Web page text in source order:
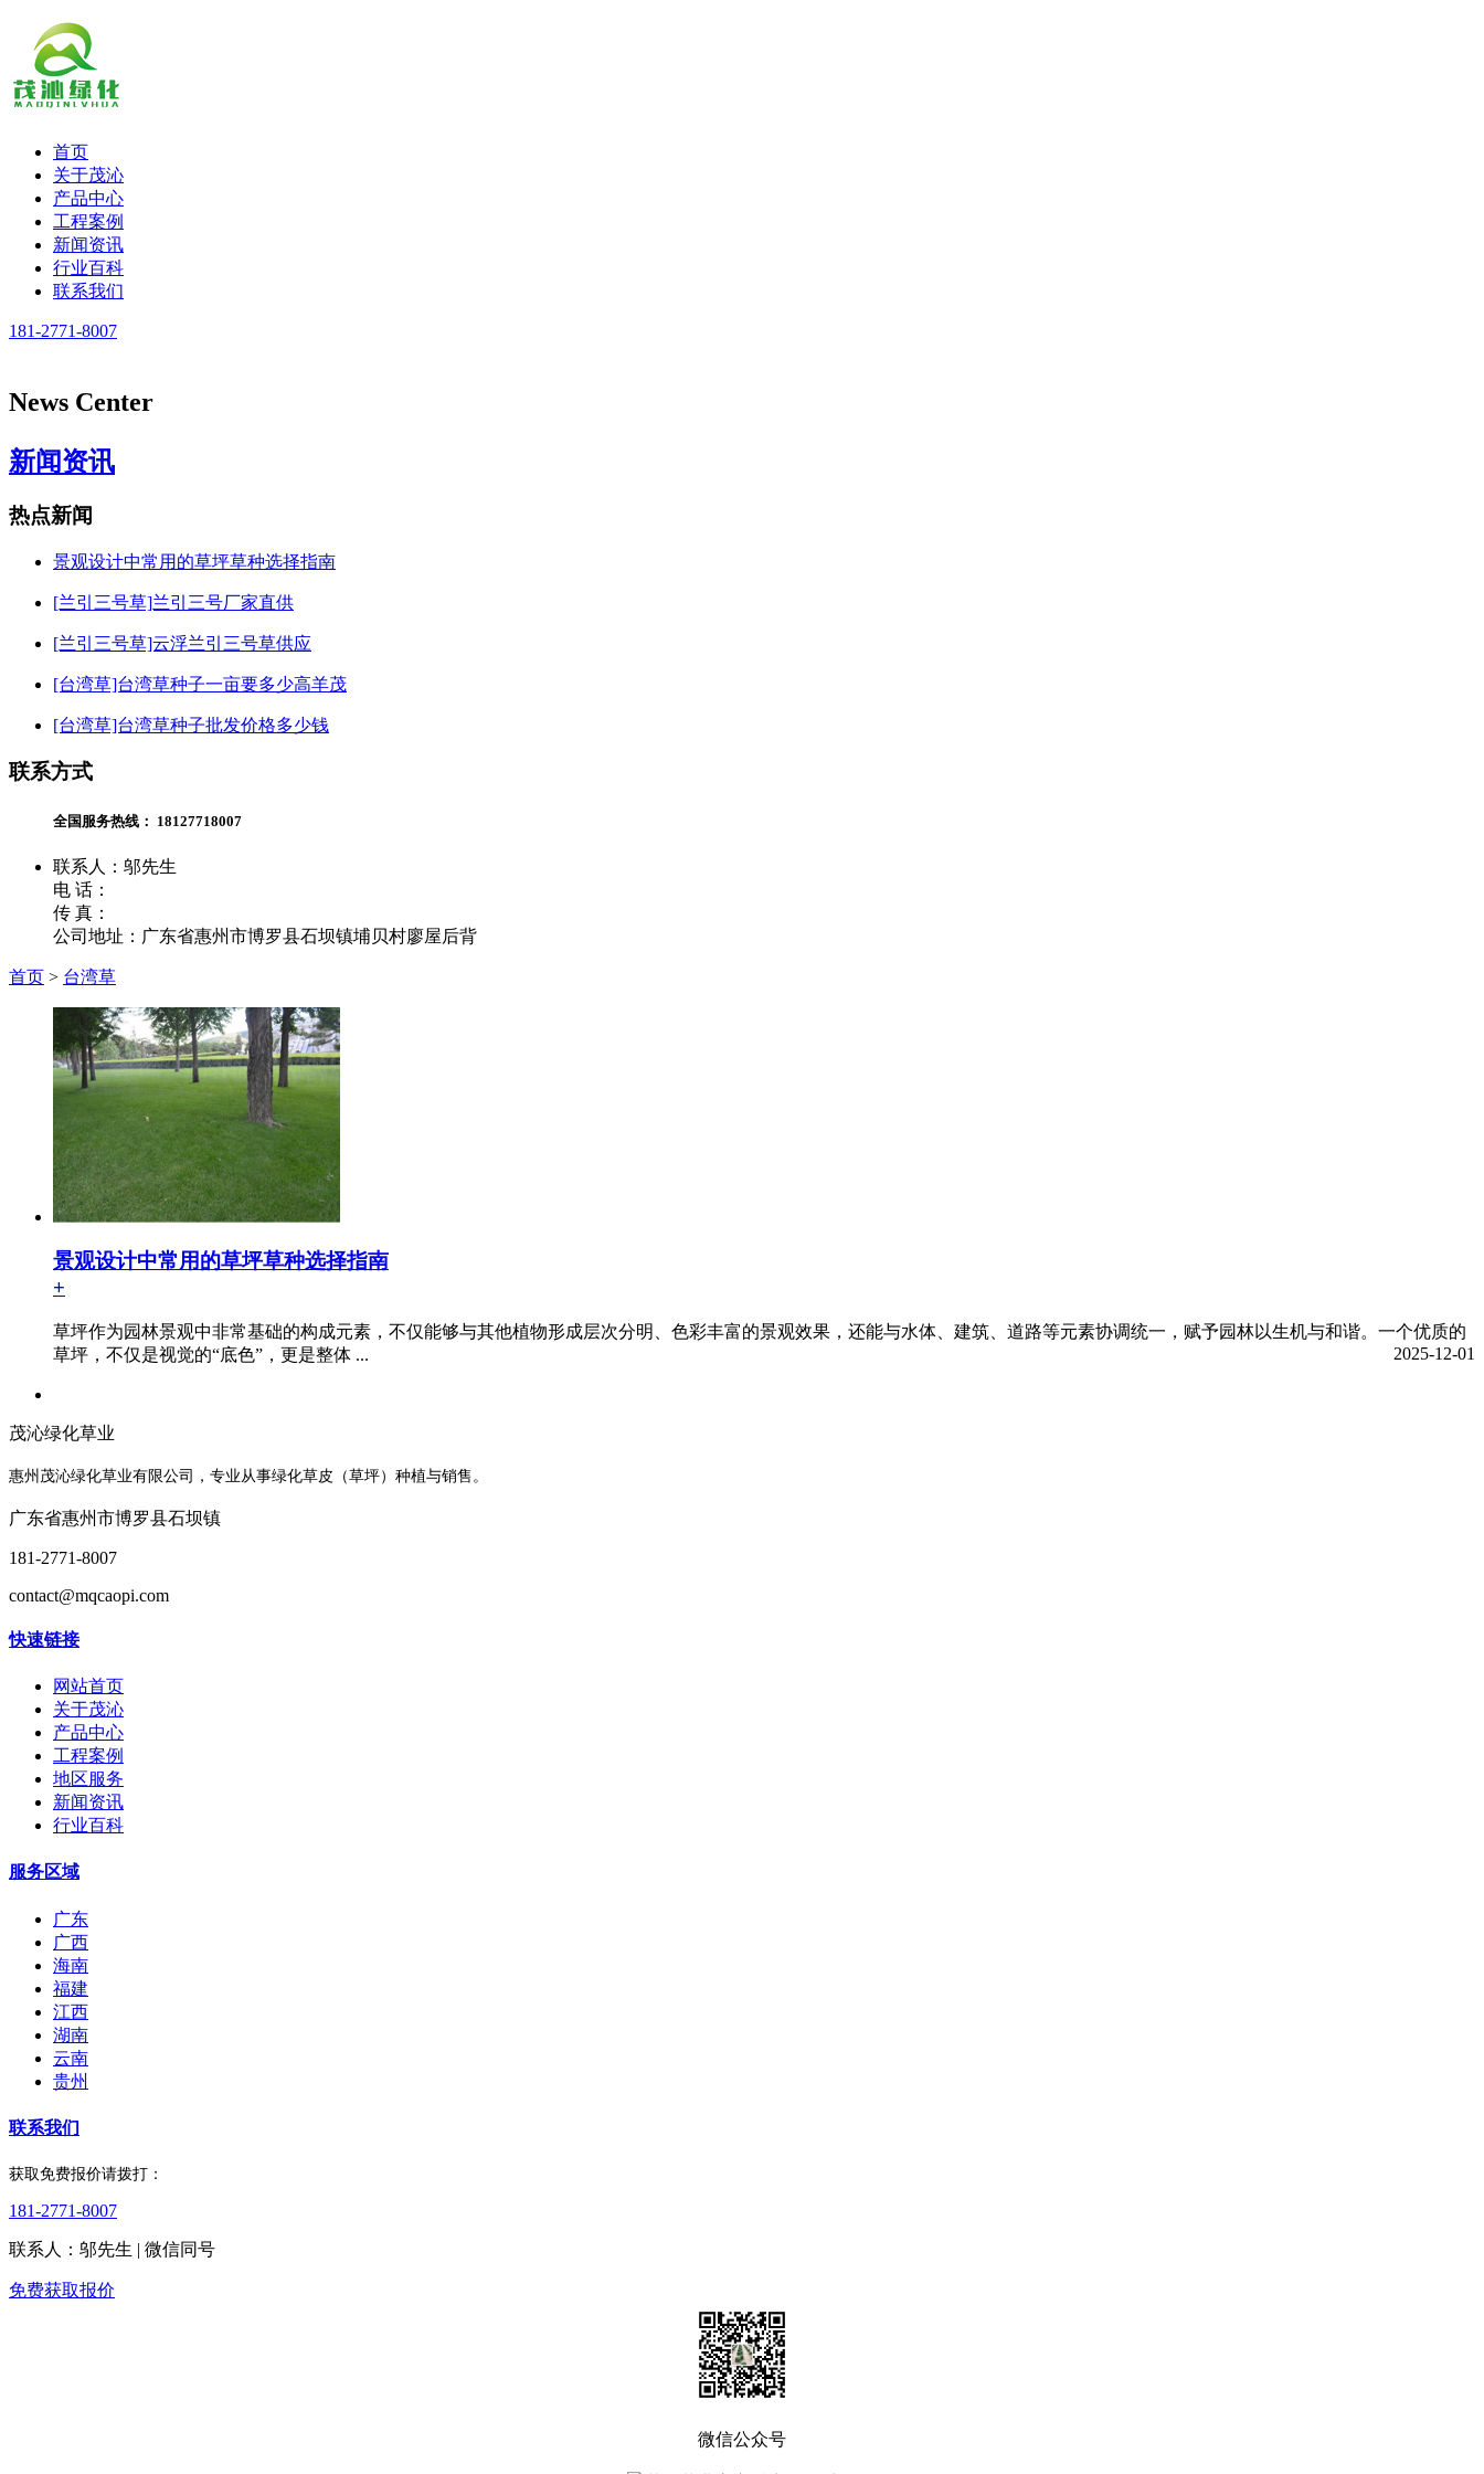
首页
关于茂沁
产品中心
工程案例
新闻资讯
行业百科
联系我们
181-2771-8007
News Center
新闻资讯
热点新闻
景观设计中常用的草坪草种选择指南
[兰引三号草]兰引三号厂家直供
[兰引三号草]云浮兰引三号草供应
[台湾草]台湾草种子一亩要多少高羊茂
[台湾草]台湾草种子批发价格多少钱
联系方式
全国服务热线： 18127718007
联系人：邬先生
电 话：
传 真：
公司地址：广东省惠州市博罗县石坝镇埔贝村廖屋后背
首页 > 台湾草
景观设计中常用的草坪草种选择指南
+
草坪作为园林景观中非常基础的构成元素，不仅能够与其他植物形成层次分明、色彩丰富的景观效果，还能与水体、建筑、道路等元素协调统一，赋予园林以生机与和谐。一个优质的
草坪，不仅是视觉的“底色”，更是整体 ...
2025-12-01
茂沁绿化草业
惠州茂沁绿化草业有限公司，专业从事绿化草皮（草坪）种植与销售。
广东省惠州市博罗县石坝镇
181-2771-8007
contact@mqcaopi.com
快速链接
网站首页
关于茂沁
产品中心
工程案例
地区服务
新闻资讯
行业百科
服务区域
广东
广西
海南
福建
江西
湖南
云南
贵州
联系我们
获取免费报价请拨打：
181-2771-8007
联系人：邬先生 | 微信同号
免费获取报价
微信公众号